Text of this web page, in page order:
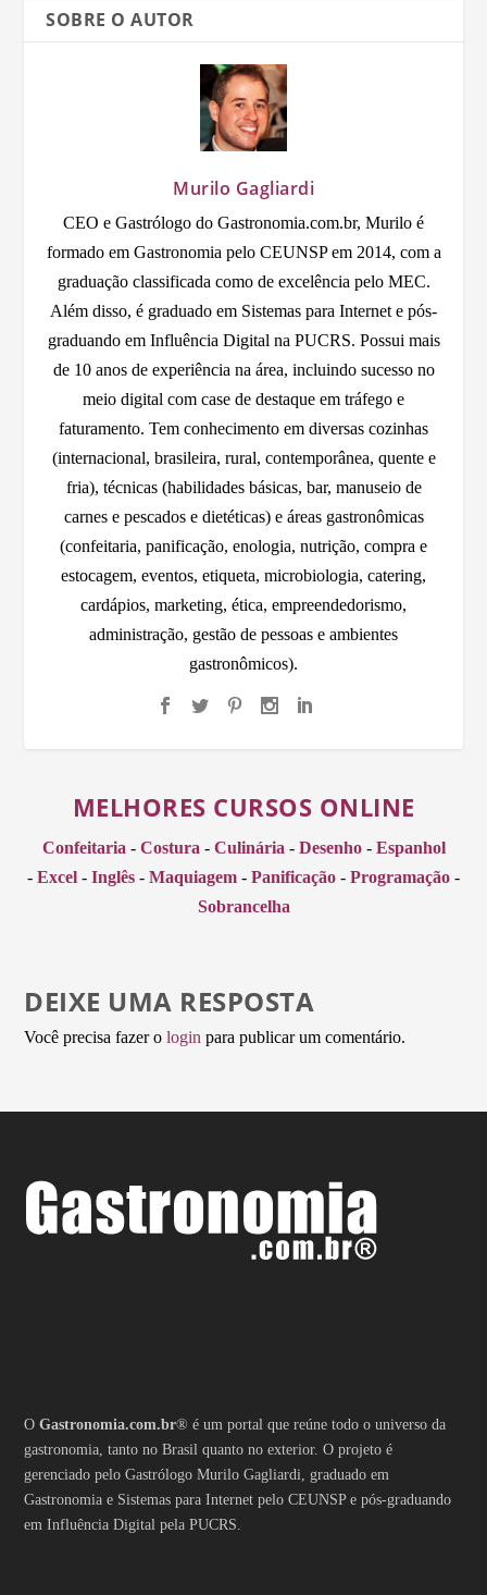
SOBRE O AUTOR
Murilo Gagliardi
CEO e Gastrólogo do Gastronomia.com.br, Murilo é
formado em Gastronomia pelo CEUNSP em 2014, com a
graduação classificada como de excelência pelo MEC.
Além disso, é graduado em Sistemas para Internet e pós-
graduando em Influência Digital na PUCRS. Possui mais
de 10 anos de experiência na área, incluindo sucesso no
meio digital com case de destaque em tráfego e
faturamento. Tem conhecimento em diversas cozinhas
(internacional, brasileira, rural, contemporânea, quente e
fria), técnicas (habilidades básicas, bar, manuseio de
carnes e pescados e dietéticas) e áreas gastronômicas
(confeitaria, panificação, enologia, nutrição, compra e
estocagem, eventos, etiqueta, microbiologia, catering,
cardápios, marketing, ética, empreendedorismo,
administração, gestão de pessoas e ambientes
gastronômicos).
MELHORES CURSOS ONLINE
Confeitaria - Costura - Culinária - Desenho- Espanhol
- Excel - Inglês - Maquiagem - Panificação - Programação -
Sobrancelha
DEIXE UMA RESPOSTA
Você precisa fazer ologin para publicar um comentário.
OGastronomia.com.br® é um portal que reúne todo o universo da
gastronomia, tanto no Brasil quanto no exterior. O projeto é
gerenciado pelo Gastrólogo Murilo Gagliardi, graduado em
Gastronomia e Sistemas para Internet pelo CEUNSP e pós-graduando
em Influência Digital pela PUCRS.